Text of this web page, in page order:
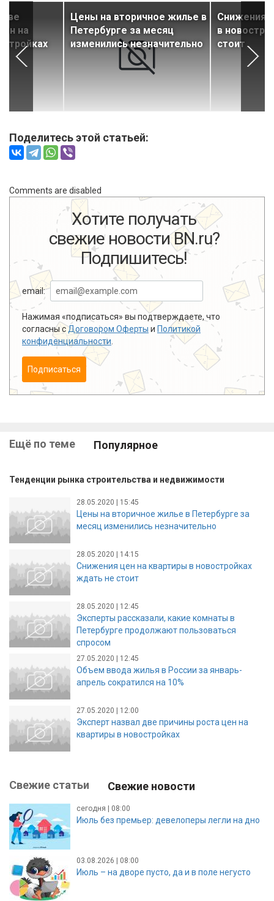
на
Цены на вторичное жилье в
Петербурге за месяц
изменились незначительно
Снижения
в
стоит
Поделитесь этой статьей:
Comments are disabled
Хотите получать
свежие новости BN.ru?
Подпишитесь!
email:
Нажимая «подписаться» вы подтверждаете, что
согласны сДоговором Оферты и Политикой
конфиденциальности
Подписаться
Ещё по теме Популярное
Тенденции рынка строительства и недвижимости
28.05.2020 | 15:45
Цены на вторичное жилье в Петербурге за
месяц изменились незначительно
28.05.2020 | 14:15
Снижения цен на квартиры в новостройках
ждать не стоит
28.05.2020 | 12:45
Эксперты рассказали, какие комнаты в
Петербурге продолжают пользоваться
спросом
27.05.2020 | 12:45
Объем ввода жилья в России за январь-
апрель сократился на 10%
27.05.2020 | 12:00
Эксперт назвал две причины роста цен на
квартиры в новостройках
Свежие статьи Свежие новости
сегодня | 08:00
Июль без премьер: девелоперы легли на дно
03.08.2026 | 08:00
Июль – на дворе пусто, да и в поле негусто